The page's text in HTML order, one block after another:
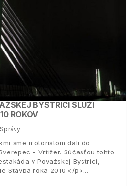
BYSTRICI SLÚŽI
ROKOV
Správy
sme motoristom dali do
- Vrtižer. Súčasťou tohto
v Považskej Bystrici,
Stavba roka 2010.</p>